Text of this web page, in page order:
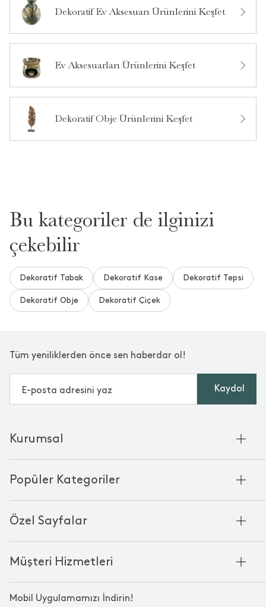
Bu ürün hakkında daha önce hiç soru sorulmamış.
Ürün Hakkında Soru Sor
Dekoratif Ev Aksesuarı Ürünlerini Keşfet
Ev Aksesuarları Ürünlerini Keşfet
Dekoratif Obje Ürünlerini Keşfet
Bu kategoriler de ilginizi
çekebilir
Dekoratif Tabak Dekoratif Kase Dekoratif Tepsi
Dekoratif Obje Dekoratif Çiçek
Tüm yeniliklerden önce sen haberdar ol!
Kaydol
Popüler Kategoriler
Bornoz
Oda Kokusu
Özel Sayfalar
Black Friday
Sevgililer Günü
Kurumsal
Kurumsal Satış
Chakra Manifesto
Mağazalarımız
Çerez Politikası
Müşteri Hizmetleri
Kampanyalar
Mobil Uygulamamızı İndirin!